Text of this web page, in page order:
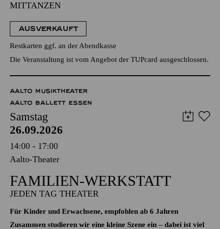
MITTANZEN
AUSVERKAUFT
Restkarten ggf. an der Abendkasse
Die Veranstaltung ist vom Angebot der TUPcard ausgeschlossen.
AALTO MUSIKTHEATER
AALTO BALLETT ESSEN
Samstag
26.09.2026
14:00 - 17:00
Aalto-Theater
FAMILIEN-WERKSTATT
JEDEN TAG THEATER
Für Kinder und Erwachsene, empfohlen ab 6 Jahren
Zusammen studieren wir eine kleine Szene ein – dabei ist viel